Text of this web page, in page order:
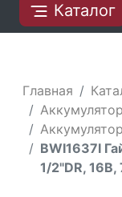
Каталог
Главная
BWI1637I
1/2"DR,